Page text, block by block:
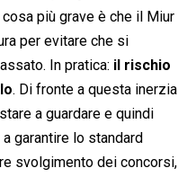
più grave è che il Miur
per evitare che si
In pratica: il rischio
. Di fronte a questa inerzia
a guardare e quindi
garantire lo standard
svolgimento dei concorsi,